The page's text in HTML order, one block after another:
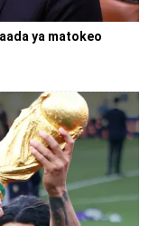
ya matokeo